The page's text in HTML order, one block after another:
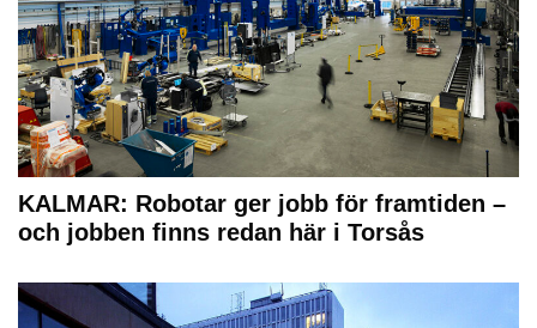
KALMAR: Robotar ger jobb för framtiden –
och jobben finns redan här i Torsås